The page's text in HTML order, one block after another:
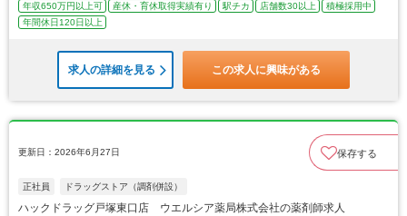
年収650万円以上可 産休・育休取得実績有り 駅チカ 店舗数30以上
積極採用中
年間休日120日以上
求人の詳細を見る この求人に興味がある
更新日：2026年6月27日 保存する
正社員 ドラッグストア（調剤併設）
ハックドラッグ戸塚東口店 ウエルシア薬局株式会社の薬剤師求人